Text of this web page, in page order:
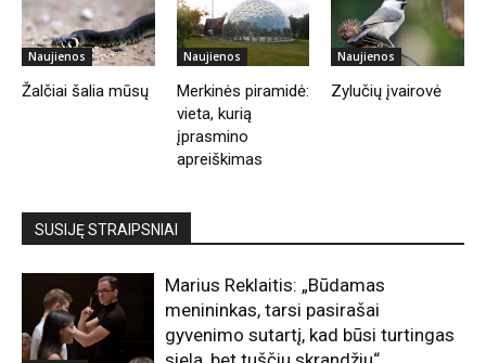
Naujienos
Žalčiai šalia mūsų
Naujienos
Merkinės piramidė:
vieta, kurią
įprasmino
apreiškimas
Naujienos
Zylučių įvairovė
SUSIJĘ STRAIPSNIAI
Marius Reklaitis: „Būdamas
menininkas, tarsi pasirašai
gyvenimo sutartį, kad būsi turtingas